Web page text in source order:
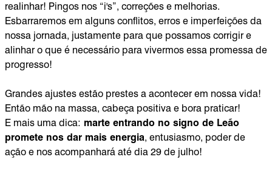
realinhar! Pingos nos “i's”, correções e melhorias.
Esbarraremos em alguns conflitos, erros e imperfeições da
nossa jornada, justamente para que possamos corrigir e
alinhar o que é necessário para vivermos essa promessa de
progresso!
Grandes ajustes estão prestes a acontecer em nossa vida!
Então mão na massa, cabeça positiva e bora praticar!
E mais uma dica: marte entrando no signo de Leão
promete nos dar mais energia, entusiasmo, poder de
ação e nos acompanhará até dia 29 de julho!